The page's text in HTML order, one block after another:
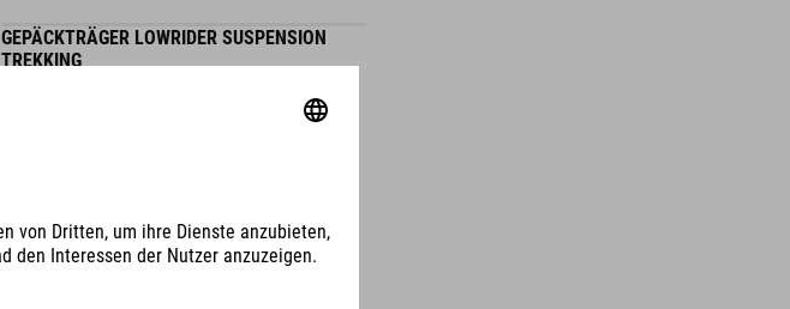
GEPÄCKTRÄGER LOWRIDER SUSPENSION
TREKKING